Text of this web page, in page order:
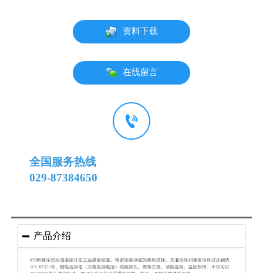
资料下载
在线留言

全国服务热线
029-87384650
 产品介绍